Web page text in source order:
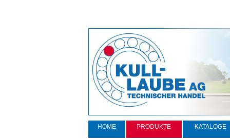
HOME PRODUKTE KATALOGE